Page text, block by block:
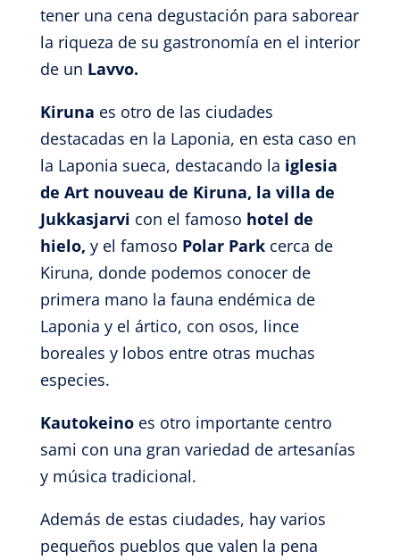
tener una cena degustación para saborear
la riqueza de su gastronomía en el interior
de un Lavvo.
Kiruna es otro de las ciudades
destacadas en la Laponia, en esta caso en
la Laponia sueca, destacando la iglesia
de Art nouveau de Kiruna, la villa de
Jukkasjarvi con el famoso hotel de
hielo, y el famoso Polar Park cerca de
Kiruna, donde podemos conocer de
primera mano la fauna endémica de
Laponia y el ártico, con osos, lince
boreales y lobos entre otras muchas
especies.
Kautokeinoes otro importante centro
sami con una gran variedad de artesanías
y música tradicional.
Además de estas ciudades, hay varios
pequeños pueblos que valen la pena